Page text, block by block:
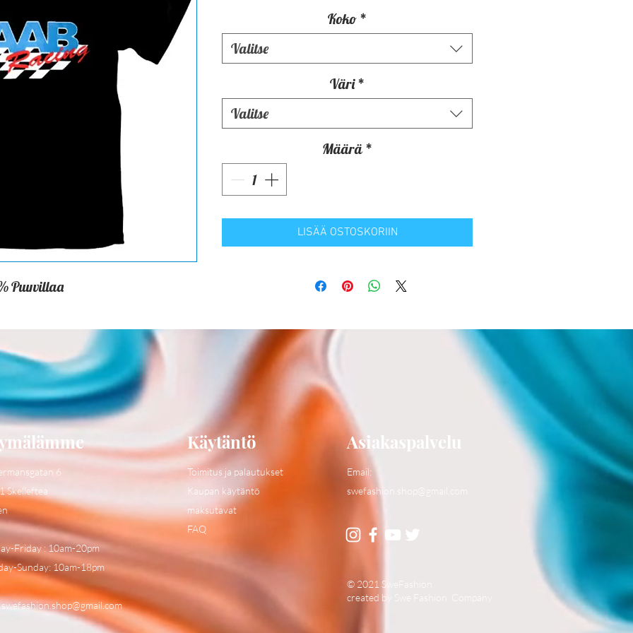
Puuvillaa
Koko *
Valitse
Väri *
Valitse
Määrä *
LISÄÄ OSTOSKORIIN
6
Skelleftea
Friday : 10am-20pm
Sunday: 10am-18pm
swefashion.shop@gmail.com
Käytäntö
Toimitus ja palautukset
Kaupan käytäntö
maksutavat
FAQ
Asiakaspalvelu
Email:
swefashion.shop@gmail.com
© 2021 SweFashion
created by Swe Fashion Company